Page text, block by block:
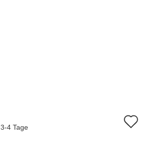
3-4 Tage